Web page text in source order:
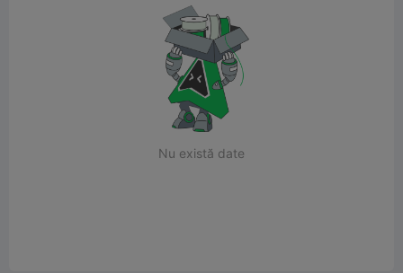
Nu există date